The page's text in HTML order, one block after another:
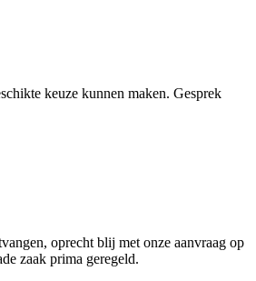
keuze kunnen maken. Gesprek
oprecht blij met onze aanvraag op
zaak prima geregeld.